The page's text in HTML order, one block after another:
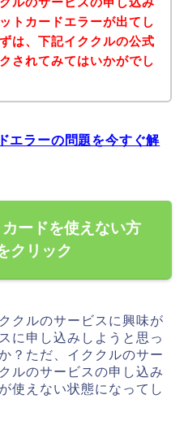
トカードエラーが出てし
は、下記イククルの公式
されてみてはいかがでし
エラーの問題を今すぐ解
ードを使えない方
クリック
クルのサービスに興味が
に申し込みしようと思っ
？ただ、イククルのサー
ルのサービスの申し込み
使えない状態になってし